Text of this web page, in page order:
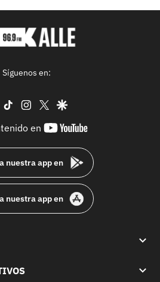
Síguenos en:
facebook
tiktok instagram
twittergoogle
en
youtube-
nuestra app en
nuestra app en